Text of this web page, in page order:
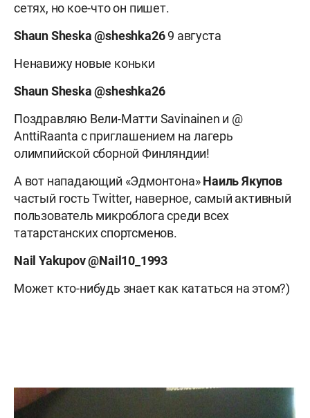
сетях, но кое-что он пишет.
ShaunSheska @sheshka269 августа
Ненавижу новые коньки
ShaunSheska @sheshka26
Поздравляю Вели-Матти Savinainen и @
AnttiRaanta с приглашением на лагерь
олимпийской сборной Финляндии!
А вот нападающий «Эдмонтона»Наиль Якупов
частый гость Twitter, наверное, самый активный
пользователь микроблога среди всех
татарстанских спортсменов.
Nail Yakupov @Nail10_1993
Может кто-нибудь знает как кататься на этом?)